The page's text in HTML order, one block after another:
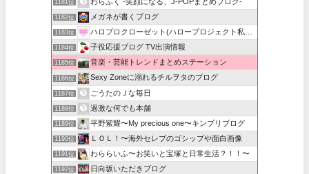
1181位
1182位 メガネが書くブログ
1183位 ハロプロクローゼット(ハロープロジェクト私服・衣装まとめ)
1184位 子役応援ブログ TV出演情報
1185位 音楽・芸能トレンドまとめステーション
1186位 Sexy Zoneに溺れるチルヲタのブログ
1187位 ごうたのＪな毎日
1188位 過激な何でも本舗
1189位 平野紫耀〜My precious one〜キンプリブログ
1190位 ＬＯＬ！〜海外セレブのゴシップや面白画像
1191位 わららいふ〜お笑いと宝塚と日常生活？！！〜
1192位 日向坂いただきブログ